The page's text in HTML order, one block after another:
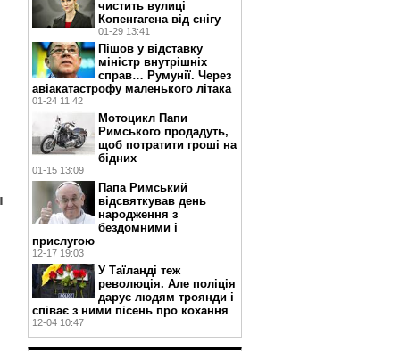
чистить вулиці
Копенгагена від снігу
01-29 13:41
Пішов у відставку
міністр внутрішніх
справ… Румунії. Через
авіакатастрофу маленького літака
01-24 11:42
Мотоцикл Папи
Римського продадуть,
щоб потратити гроші на
бідних
01-15 13:09
Папа Римський
відсвяткував день
народження з
бездомними і
прислугою
12-17 19:03
У Таїланді теж
революція. Але поліція
дарує людям троянди і
співає з ними пісень про кохання
12-04 10:47